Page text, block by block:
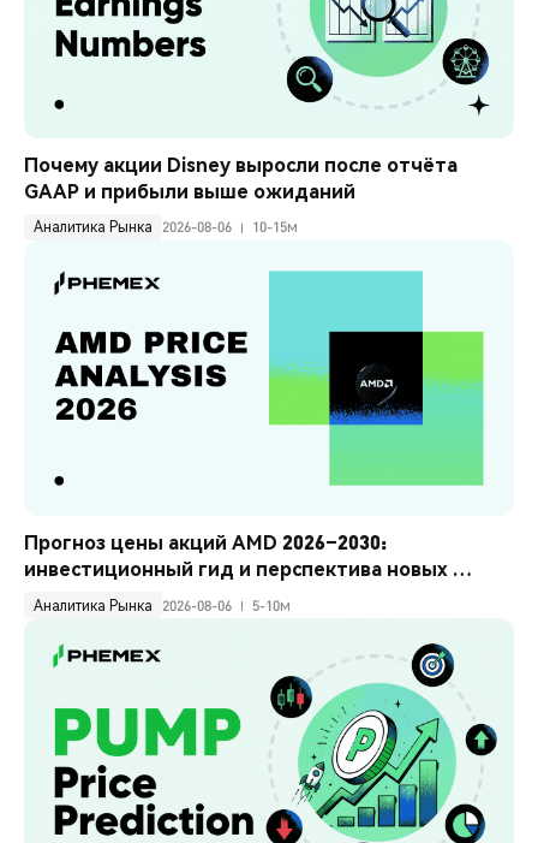
Почему акции Disney выросли после отчёта
GAAP и прибыли выше ожиданий
Аналитика Рынка 2026-08-06 10-15м
Прогноз цены акций AMD 2026–2030:
инвестиционный гид и перспектива новых
максимумов
Аналитика Рынка 2026-08-06 5-10м